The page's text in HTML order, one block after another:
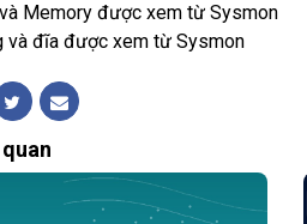
Memory được xem từ Sysmon
và đĩa được xem từ Sysmon